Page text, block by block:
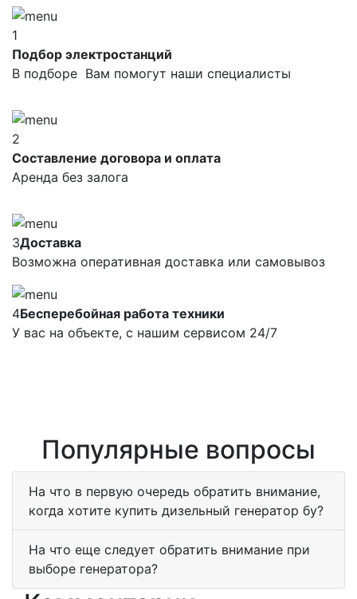
1
Подбор электростанций
В подборе Вам помогут наши специалисты
2
Составление договора и оплата
Аренда без залога
3Доставка
Возможна оперативная доставка или самовывоз
4Бесперебойная работа техники
У вас на объекте, с нашим сервисом 24/7
Популярные вопросы
На что в первую очередь обратить внимание,
когда хотите купить дизельный генератор бу?
На что еще следует обратить внимание при
выборе генератора?